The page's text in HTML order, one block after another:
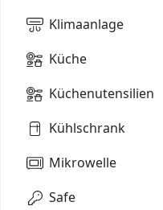
Klimaanlage
Küche
Küchenutensilien
Kühlschrank
Mikrowelle
Safe